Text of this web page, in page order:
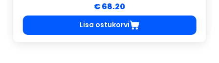
€ 68.20
Lisa ostukorvi